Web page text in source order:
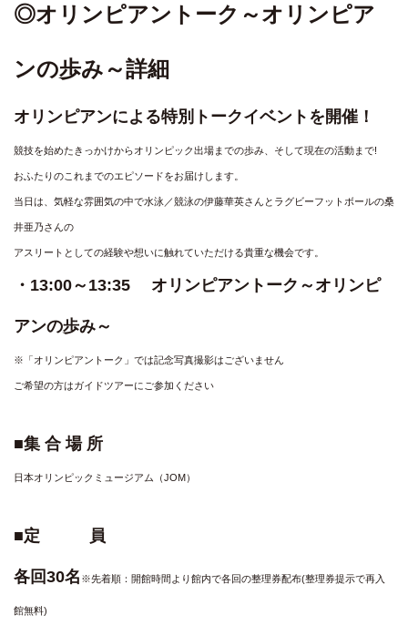
◎オリンピアントーク～オリンピア
ンの歩み～詳細
オリンピアンによる特別トークイベントを開催！
競技を始めたきっかけからオリンピック出場までの歩み、そして現在の活動まで!
おふたりのこれまでのエピソードをお届けします。
当日は、気軽な雰囲気の中で水泳／競泳の伊藤華英さんとラグビーフットボールの桑
井亜乃さんの
アスリートとしての経験や想いに触れていただける貴重な機会です。
・13:00～13:35 オリンピアントーク～オリンピ
アンの歩み～
※「オリンピアントーク」では記念写真撮影はございません
ご希望の方はガイドツアーにご参加ください
■集 合 場 所
日本オリンピックミュージアム（JOM）
■定 員
各回30名 ※先着順：開館時間より館内で各回の整理券配布(整理券提示で再入
館無料)